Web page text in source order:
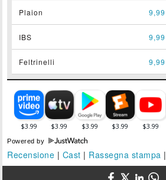
Plaion 9,99
IBS 9,99
Feltrinelli 9,99
Powered by
Recensione | Cast | Rassegna stampa |